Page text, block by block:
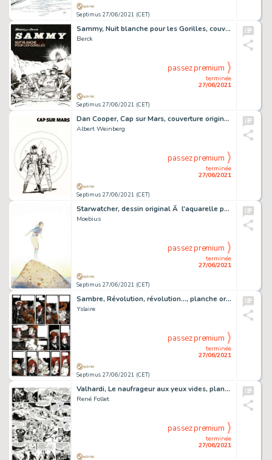
Septimus 27/06/2021 (CET)
Sammy, Nuit blanche pour les Gorilles, couverture originale…
Berck
Septimus 27/06/2021 (CET)
terminée
27/06/2021
passez premium
Dan Cooper, Cap sur Mars, couverture originale Ã …
Albert Weinberg
Septimus 27/06/2021 (CET)
terminée
27/06/2021
passez premium
Starwatcher, dessin original Ã l'aquarelle publié.…
Moebius
Septimus 27/06/2021 (CET)
terminée
27/06/2021
passez premium
Sambre, Révolution, révolution..., planche originale Ã …
Yslaire
Septimus 27/06/2021 (CET)
terminée
27/06/2021
passez premium
Valhardi, Le naufrageur aux yeux vides, planche originale…
René Follet
terminée
27/06/2021
passez premium